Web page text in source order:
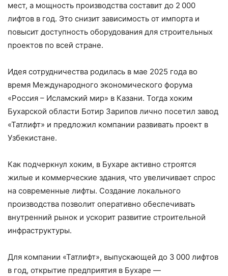
мест, а мощность производства составит до 2 000
лифтов в год. Это снизит зависимость от импорта и
повысит доступность оборудования для строительных
проектов по всей стране.
Идея сотрудничества родилась в мае 2025 года во
время Международного экономического форума
«Россия – Исламский мир» в Казани. Тогда хоким
Бухарской области Ботир Зарипов лично посетил завод
«Татлифт» и предложил компании развивать проект в
Узбекистане.
Как подчеркнул хоким, в Бухаре активно строятся
жилые и коммерческие здания, что увеличивает спрос
на современные лифты. Создание локального
производства позволит оперативно обеспечивать
внутренний рынок и ускорит развитие строительной
инфраструктуры.
Для компании «Татлифт», выпускающей до 3 000 лифтов
в год, открытие предприятия в Бухаре —